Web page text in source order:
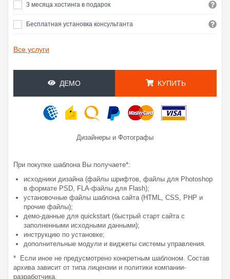
3 месяца хостинга в подарок
Бесплатная установка консультанта
Все услуги
ДЕМО КУПИТЬ
Дизайнеры и Фотографы
При покупке шаблона Вы получаете*:
исходники дизайна (файлы шрифтов, файлы для Photoshop
в формате PSD, FLA-файлы для Flash);
установочные файлы шаблона сайта (HTML, CSS, PHP и
прочие файлы);
демо-данные для quickstart (быстрый старт сайта с
заполненными исходными данными);
инструкцию по установке;
дополнительные модули и виджеты системы управления.
* Если иное не предусмотрено конкретным шаблоном. Состав
архива зависит от типа лицензии и политики компании-
разработчика.